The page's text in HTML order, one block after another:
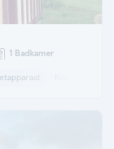
1 Badkamer